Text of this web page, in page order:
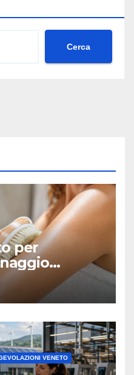
Cerca
per
VENETO